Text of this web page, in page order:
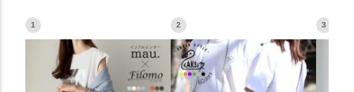
1 2 3